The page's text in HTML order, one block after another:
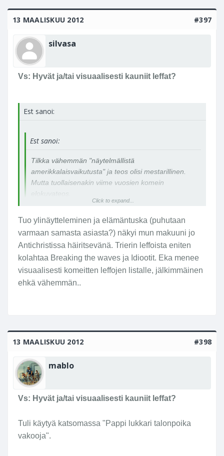
13 MAALISKUU 2012 #397
silvasa
Vs: Hyvät ja/tai visuaalisesti kauniit leffat?
Est sanoi:
Est sanoi:
Tilkka vähemmän "näytelmällistä
amerikkalaisvaikutusta" ja teos olisi mestarillinen.
Mutta tuollaisenakin viime vuosien komein
elokuvateos.
Click to expand...
Tuo ylinäytteleminen ja elämäntuska (puhutaan
varmaan samasta asiasta?) näkyi mun makuuni jo
Antichristissa häiritsevänä. Trierin leffoista eniten
kolahtaa Breaking the waves ja Idiootit. Eka menee
visuaalisesti komeitten leffojen listalle, jälkimmäinen
ehkä vähemmän..
13 MAALISKUU 2012 #398
mablo
Vs: Hyvät ja/tai visuaalisesti kauniit leffat?
Tuli käytyä katsomassa "Pappi lukkari talonpoika
vakooja".